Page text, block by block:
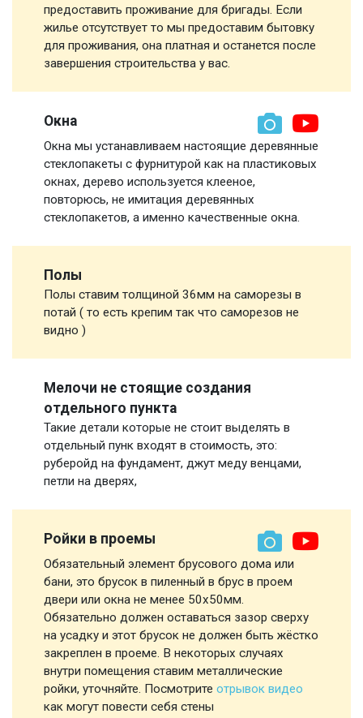
предоставить проживание для бригады. Если
жилье отсутствует то мы предоставим бытовку
для проживания, она платная и останется после
завершения строительства у вас.
Окна
Окна мы устанавливаем настоящие деревянные
стеклопакеты с фурнитурой как на пластиковых
окнах, дерево используется клееное,
повторюсь, не имитация деревянных
стеклопакетов, а именно качественные окна.
Полы
Полы ставим толщиной 36мм на саморезы в
потай ( то есть крепим так что саморезов не
видно )
Мелочи не стоящие создания
отдельного пункта
Такие детали которые не стоит выделять в
отдельный пунк входят в стоимость, это:
руберойд на фундамент, джут меду венцами,
петли на дверях,
Ройки в проемы
Обязательный элемент брусового дома или
бани, это брусок в пиленный в брус в проем
двери или окна не менее 50х50мм.
Обязательно должен оставаться зазор сверху
на усадку и этот брусок не должен быть жёстко
закреплен в проеме. В некоторых случаях
внутри помещения ставим металлические
ройки, уточняйте. Посмотрите отрывок видео
как могут повести себя стены